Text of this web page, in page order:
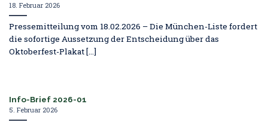
18. Februar 2026
Pressemitteilung vom 18.02.2026 – Die München-Liste fordert
die sofortige Aussetzung der Entscheidung über das
Oktoberfest-Plakat [...]
Info-Brief 2026-01
5. Februar 2026